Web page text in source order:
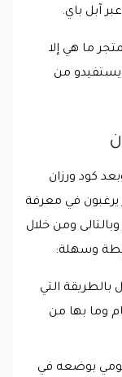
آبل باي.
ما هي إلا
يستفيدو من
كود ورزان
يرغبون في معرفة
ومن خلال
وسهلة:
التي
وما بها من
بوضعه في